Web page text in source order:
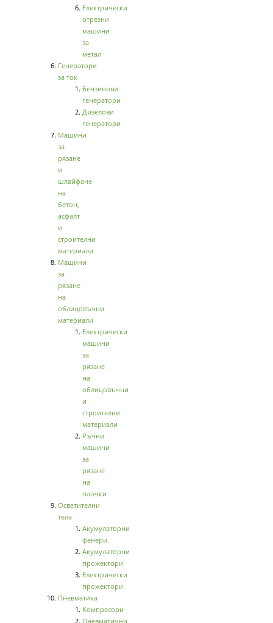
Електрически
отрезни
машини
за
метал
Генератори
за ток
Бензинови
генератори
Дизелови
генератори
Машини
за
рязане
и
шлайфане
на
бетон,
асфалт
и
строителни
материали
Машини
за
рязане
на
облицовъчни
материали
Електрически
машини
за
рязане
на
облицовъчни
и
строителни
материали
Ръчни
машини
за
рязане
на
плочки
Осветителни
тела
Акумулаторни
фенери
Акумулаторни
прожектори
Електрически
прожектори
Пневматика
Компресори
Пневматични